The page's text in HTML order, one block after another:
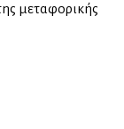
μεταφορικής